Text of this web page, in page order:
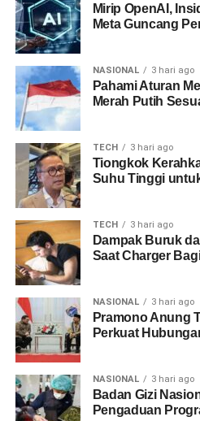
Mirip OpenAI,
Meta Guncang
NASIONAL 3 hari ago
Pahami Aturan
Merah Putih
TECH 3 hari ago
Tiongkok
Suhu Tinggi
TECH 3 hari ago
Dampak Buruk
Saat Charger
NASIONAL 3 hari ago
Pramono Anung
Perkuat
NASIONAL 3 hari ago
Badan Gizi
Pengaduan